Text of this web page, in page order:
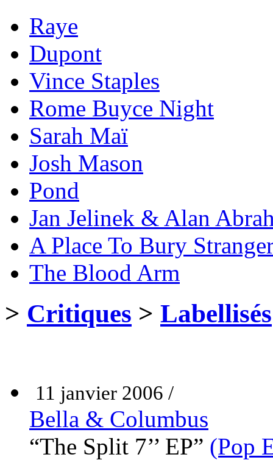
Raye
Dupont
Vince Staples
Rome Buyce Night
Sarah Maï
Josh Mason
Pond
Jan Jelinek & Alan
A Place To Bury
The Blood Arm
> Critiques > Labellisés
11 janvier 2006 /
Bella & Columbus
“The Split 7’’ EP” (Pop